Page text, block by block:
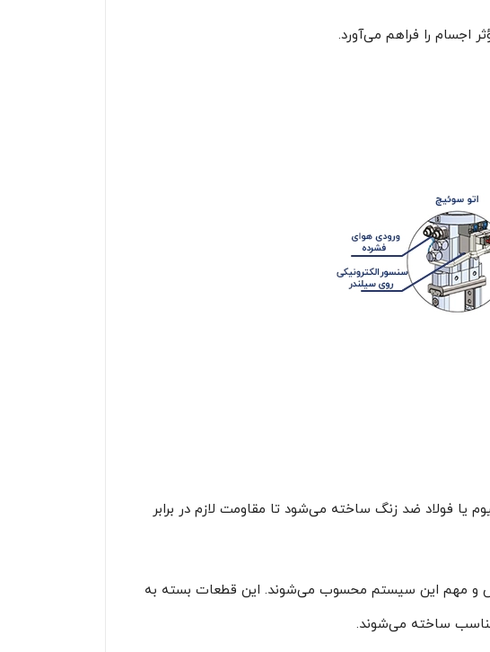
اجسام را فراهم می‌آورد.
یا فولاد ضد زنگ ساخته می‌شود تا مقاومت لازم در برابر
و مهم این سیستم محسوب می‌شوند. این قطعات بسته به
مناسب ساخته می‌شوند.